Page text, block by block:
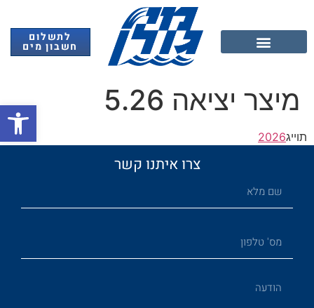
לתשלום
חשבון מים
מיצר יציאה 5.26
תוייג2026
צרו איתנו קשר